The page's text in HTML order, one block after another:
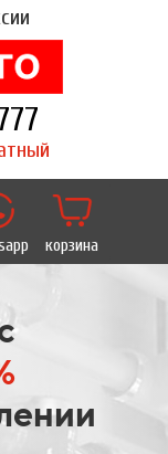
корзина